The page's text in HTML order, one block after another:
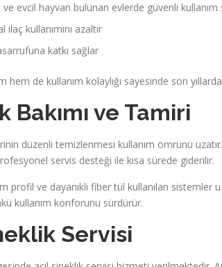
ve evcil hayvan bulunan evlerde güvenli kullanım
ilaç kullanımını azaltır
katkı sağlar
hem de kullanım kolaylığı sayesinde son
Bakımı ve Tamiri
düzenli temizlenmesi kullanım ömrünü
servis desteği ile kısa sürede giderilir.
profil ve dayanıklı fiber tül kullanılan sistemler
kullanım konforunu sürdürür.
Servisi